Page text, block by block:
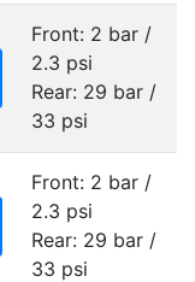
Front: 2 bar /
2.3 psi
Rear: 29 bar /
33 psi
Front: 2 bar /
2.3 psi
Rear: 29 bar /
33 psi